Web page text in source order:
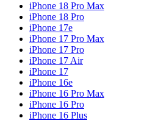
iPhone 18 Pro Max
iPhone 18 Pro
iPhone 17e
iPhone 17 Pro Max
iPhone 17 Pro
iPhone 17 Air
iPhone 17
iPhone 16e
iPhone 16 Pro Max
iPhone 16 Pro
iPhone 16 Plus